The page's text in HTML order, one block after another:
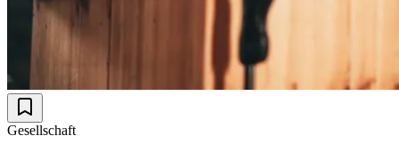
Gesellschaft